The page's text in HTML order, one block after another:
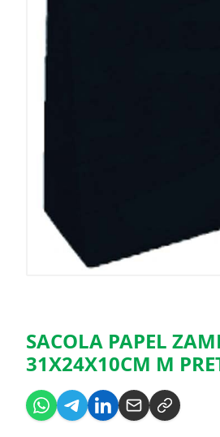
SACOLA PAPEL
31X24X10CM M